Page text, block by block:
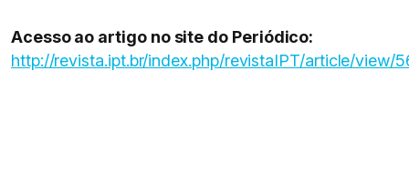
Acesso ao artigo no site do Periódico:
http://revista.ipt.br/index.php/revistaIPT/article/view/